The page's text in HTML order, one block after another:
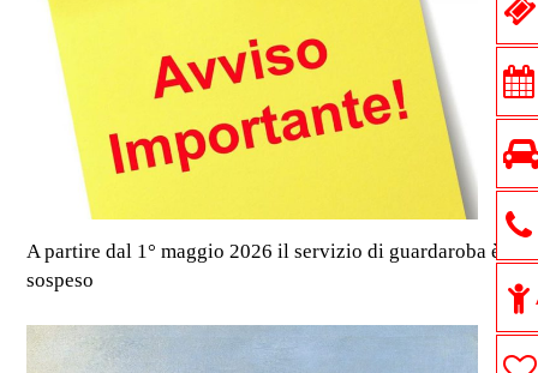
A partire dal 1° maggio 2026 il servizio di guardaroba è
sospeso